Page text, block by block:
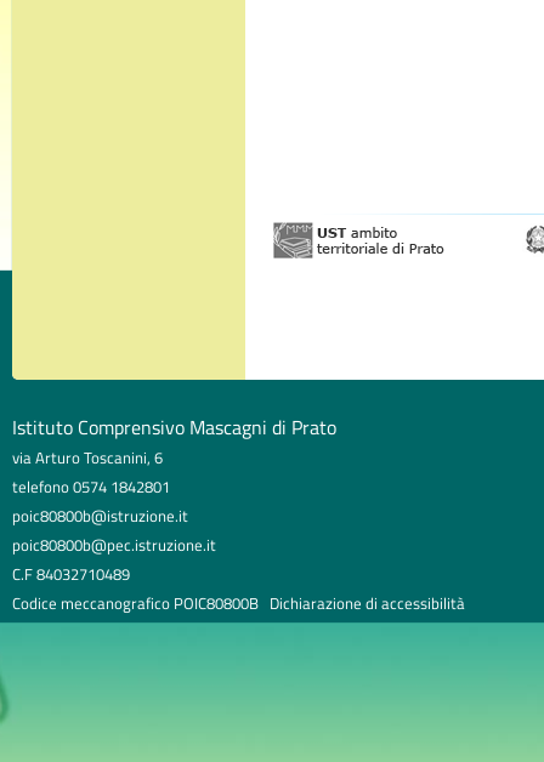
Istituto Comprensivo Mascagni di Prato
via Arturo Toscanini, 6
telefono 0574 1842801
poic80800b@istruzione.it
poic80800b@pec.istruzione.it
C.F 84032710489
Codice meccanografico POIC80800B Dichiarazione di accessibilità